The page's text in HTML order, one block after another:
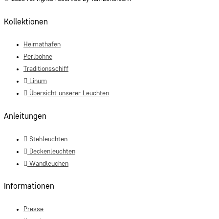
Kollektionen
Heimathafen
Perlbohne
Traditionsschiff
Linum
Übersicht unserer Leuchten
Anleitungen
Stehleuchten
Deckenleuchten
Wandleuchen
Informationen
Presse